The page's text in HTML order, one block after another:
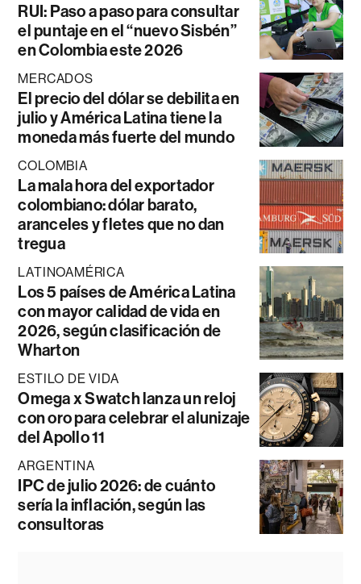
RUI: Paso a paso para consultar
el puntaje en el “nuevo Sisbén”
en Colombia este 2026
MERCADOS
El precio del dólar se debilita en
julio y América Latina tiene la
moneda más fuerte del mundo
COLOMBIA
La mala hora del exportador
colombiano: dólar barato,
aranceles y fletes que no dan
tregua
LATINOAMÉRICA
Los 5 países de América Latina
con mayor calidad de vida en
2026, según clasificación de
Wharton
ESTILO DE VIDA
Omega x Swatch lanza un reloj
con oro para celebrar el alunizaje
del Apollo 11
ARGENTINA
IPC de julio 2026: de cuánto
sería la inflación, según las
consultoras